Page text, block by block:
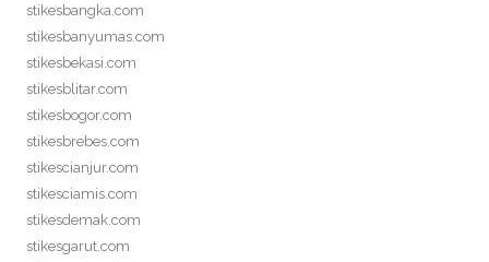
stikesbangka.com
stikesbanyumas.com
stikesbekasi.com
stikesblitar.com
stikesbogor.com
stikesbrebes.com
stikescianjur.com
stikesciamis.com
stikesdemak.com
stikesgarut.com